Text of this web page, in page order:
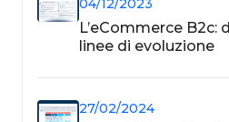
L’eCommerce
linee di evoluzione
27/02/2024